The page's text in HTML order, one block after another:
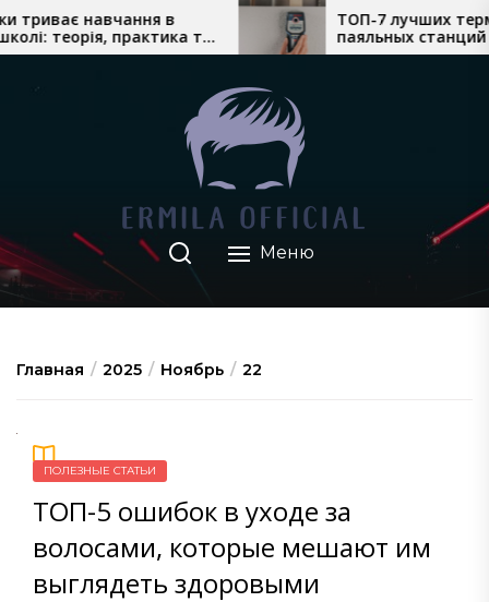
Перейти
к
навчання в
теорія, практика та
водіння
ТОП-7 лучших
паяльных станций с
сложного монтажа
Меню
Главная 2025 Ноябрь 22
ПОЛЕЗНЫЕ СТАТЬИ
ТОП-5 ошибок в уходе за
волосами, которые мешают им
выглядеть здоровыми